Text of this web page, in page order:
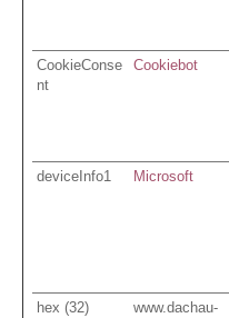
CookieConse
nt
Cookiebot
deviceInfo1 Microsoft
hex (32)
www.dachau-